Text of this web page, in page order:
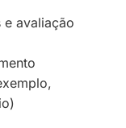
e avaliação